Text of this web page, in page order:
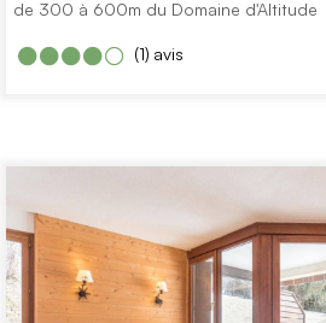
de 300 à 600m du Domaine d'Altitude
avis
(1)